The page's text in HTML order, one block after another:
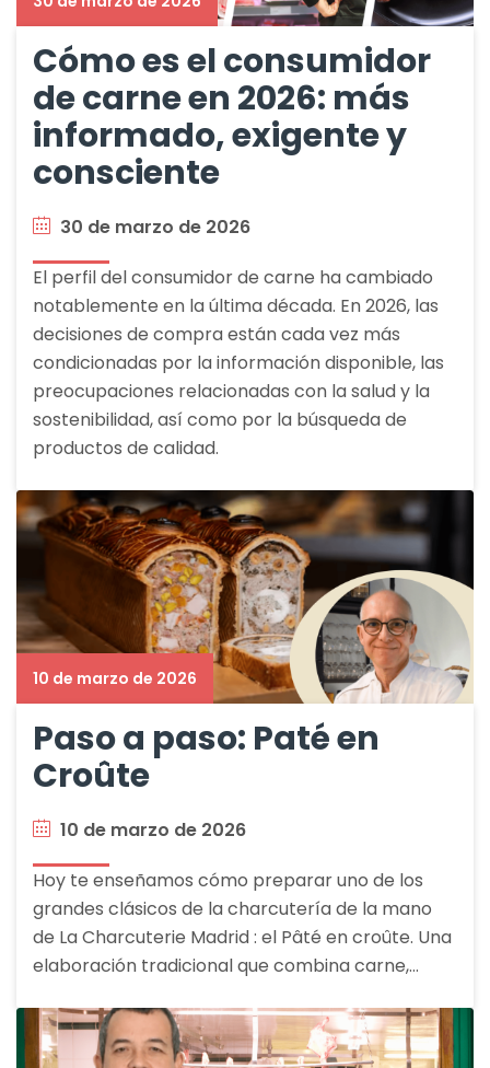
Cómo es el consumidor
de carne en 2026: más
informado, exigente y
consciente
30 de marzo de 2026
El perfil del consumidor de carne ha cambiado
notablemente en la última década. En 2026, las
decisiones de compra están cada vez más
condicionadas por la información disponible, las
preocupaciones relacionadas con la salud y la
sostenibilidad, así como por la búsqueda de
productos de calidad.
10 de marzo de 2026
Paso a paso: Paté en
Croûte
10 de marzo de 2026
Hoy te enseñamos cómo preparar uno de los
grandes clásicos de la charcutería de la mano
de La Charcuterie Madrid : el Pâté en croûte. Una
elaboración tradicional que combina carne,…